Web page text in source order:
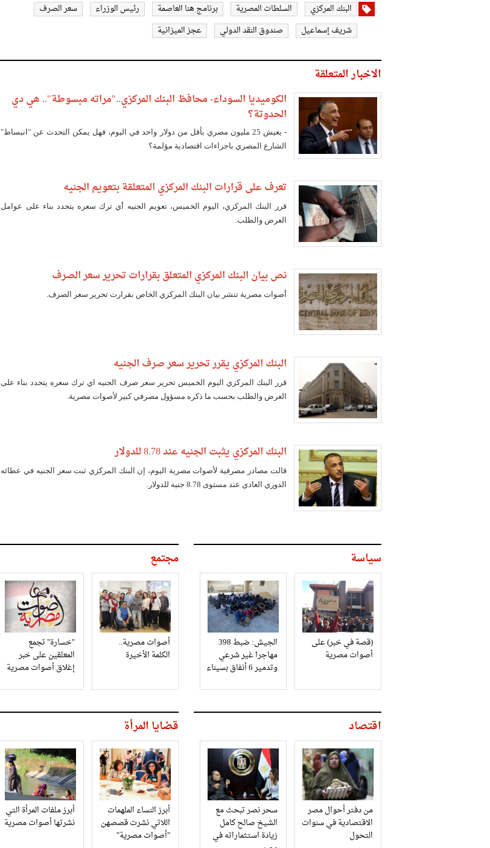
البنك المركزي السلطات المصرية برنامج هنا العاصمة رئيس الوزراء
سعر الصرف
شريف إسماعيل
صندوق النقد الدولي عجز الميزانية
الاخبار المتعلقة
الكوميديا السوداء- محافظ البنك المركزي.."مراته مبسوطة".. هي دي
الحدوتة؟
- يعيش 25 مليون مصري بأقل من دولار واحد في اليوم، فهل يمكن التحدث عن "انبساط"
الشارع المصري باجراءات اقتصادية مؤلمة؟
تعرف على قرارات البنك المركزي المتعلقة بتعويم الجنيه
قرر البنك المركزي، اليوم الخميس، تعويم الجنيه أي ترك سعره يتحدد بناء على عوامل
العرض والطلب.
نص بيان البنك المركزي المتعلق بقرارات تحرير سعر الصرف
أصوات مصرية تنشر بيان البنك المركزي الخاص بقرارت تحرير سعر الصرف.
البنك المركزي يقرر تحرير سعر صرف الجنيه
قرر البنك المركزي اليوم الخميس تحرير سعر صرف الجنيه اي ترك سعره يتحدد بناء على
العرض والطلب بحسب ما ذكره مسؤول مصرفي كبير لأصوات مصرية.
البنك المركزي يثبت الجنيه عند 8.78 للدولار
قالت مصادر مصرفية لأصوات مصرية اليوم، إن البنك المركزي ثبت سعر الجنيه في عطائه
الدوري العادي عند مستوى 8.78 جنيه للدولار.
سياسة
(قصة في خبر) على
أصوات مصرية
الجيش: ضبط 398
مهاجرا غير شرعي
وتدمير 6 أنفاق بسيناء
مجتمع
أصوات مصرية..
الكلمة الأخيرة
"خسارة" تجمع
المعلقين على خبر
إغلاق أصوات مصرية
اقتصاد
من دفتر أحوال مصر
الاقتصادية في سنوات
التحول
سحر نصر تبحث مع
الشيخ صالح كامل
زيادة استثماراته في
قضايا المرأة
أبرز النساء الملهمات
اللاتي نشرت قصصهن
"أصوات مصرية"
أبرز ملفات المرأة التي
نشرتها أصوات مصرية